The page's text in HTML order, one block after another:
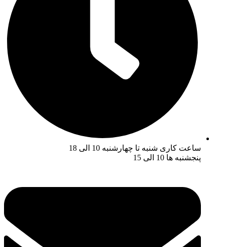
ساعت کاری شنبه تا چهارشنبه 10 الی 18
پنجشنبه ها 10 الی 15